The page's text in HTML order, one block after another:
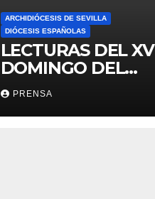
ARCHIDIÓCESIS DE SEVILLA
DIÓCESIS ESPAÑOLAS
LECTURAS DEL XV
DOMINGO DEL
TIEMPO
ORDINARIO (A)
PRENSA